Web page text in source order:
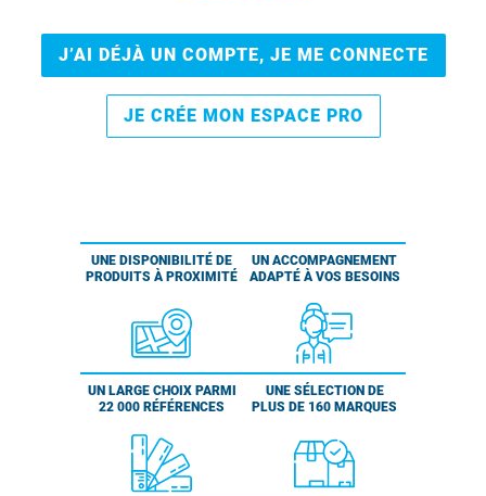
J’AI DÉJÀ UN COMPTE, JE ME CONNECTE
JE CRÉE MON ESPACE PRO
UNE DISPONIBILITÉ DE
PRODUITS À PROXIMITÉ
UN ACCOMPAGNEMENT
ADAPTÉ À VOS BESOINS
UN LARGE CHOIX PARMI
22 000 RÉFÉRENCES
UNE SÉLECTION DE
PLUS DE 160 MARQUES